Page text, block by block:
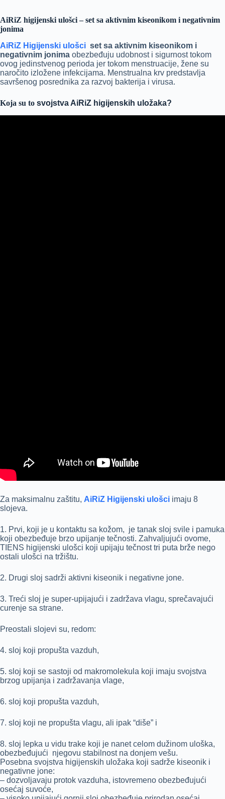
AiRiZ higijenski ulošci – set sa aktivnim kiseonikom i negativnim
jonima
AiRiZ Higijenski ulošci set sa aktivnim kiseonikom i
negativnim jonima obezbeđuju udobnost i sigurnost tokom
ovog jedinstvenog perioda jer tokom menstruacije, žene su
naročito izložene infekcijama. Menstrualna krv predstavlja
savršenog posrednika za razvoj bakterija i virusa.
Koja su to svojstva AiRiZ higijenskih uložaka?
Za maksimalnu zaštitu, AiRiZ Higijenski ulošci imaju 8
slojeva.
1. Prvi, koji je u kontaktu sa kožom, je tanak sloj svile i pamuka
koji obezbeđuje brzo upijanje tečnosti. Zahvaljujući ovome,
TIENS higijenski ulošci koji upijaju tečnost tri puta brže nego
ostali ulošci na tržištu.
2. Drugi sloj sadrži aktivni kiseonik i negativne jone.
3. Treći sloj je super-upijajući i zadržava vlagu, sprečavajući
curenje sa strane.
Preostali slojevi su, redom:
4. sloj koji propušta vazduh,
5. sloj koji se sastoji od makromolekula koji imaju svojstva
brzog upijanja i zadržavanja vlage,
6. sloj koji propušta vazduh,
7. sloj koji ne propušta vlagu, ali ipak “diše” i
8. sloj lepka u vidu trake koji je nanet celom dužinom uloška,
obezbeđujući njegovu stabilnost na donjem vešu.
Posebna svojstva higijenskih uložaka koji sadrže kiseonik i
negativne jone:
– dozvoljavaju protok vazduha, istovremeno obezbeđujući
osećaj suvoće,